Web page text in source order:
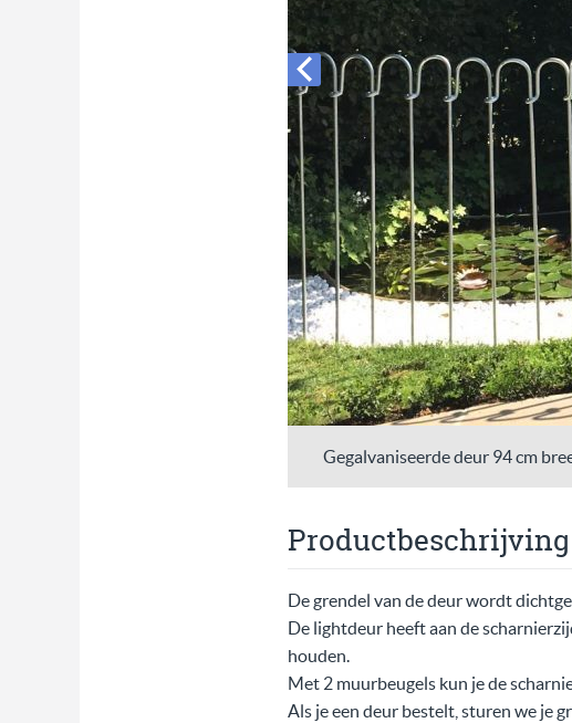
Gegalvaniseerde deur 94 cm
Productbeschrijving
De grendel van de deur wordt
De lightdeur heeft aan de
houden.
Met 2 muurbeugels kun je de
Als je een deur bestelt, sturen we je